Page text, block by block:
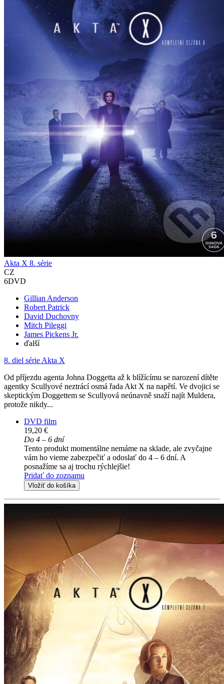
Akta X 8. série
CZ
6DVD
Gillian Anderson
Robert Patrick
David Duchovny
Mitch Pileggi
James Pickens Jr.
ďalší
8. diel série Akta X
Od příjezdu agenta Johna Doggetta až k blížícímu se narození dítěte
agentky Scullyové neztrácí osmá řada Akt X na napětí. Ve dvojici se
skeptickým Doggettem se Scullyová neúnavně snaží najít Muldera,
protože nikdy...
DVD film
19,20 €
Do 4 – 6 dní
Tento produkt momentálne nemáme na sklade, ale zvyčajne
vám ho vieme zabezpečiť a odoslať do 4 – 6 dní. A
posnažíme sa aj trochu rýchlejšie!
Pridať do zoznamu
Vložiť do košíka